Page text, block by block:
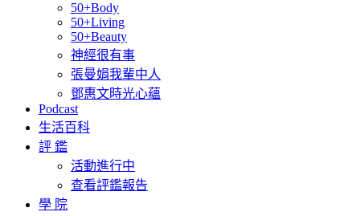
50+Body
50+Living
50+Beauty
神經很有事
張曼娟我輩中人
鄧惠文時光心蘊
Podcast
生活百科
評 鑑
活動進行中
查看評鑑報告
學 院